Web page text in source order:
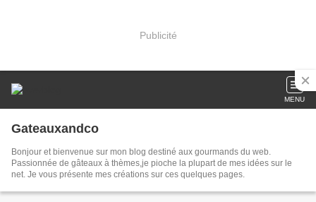
Publicité
MENU
Gateauxandco
Bonjour et bienvenue sur mon blog destiné aux gourmands du web.
Passionnée de gâteaux à thèmes,je pioche la plupart de mes idées sur le
net. Je vous présente mes créations sur ces quelques pages.